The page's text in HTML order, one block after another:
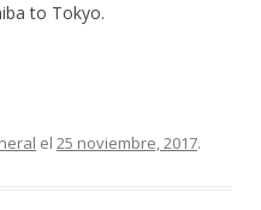
to Tokyo.
el 25 noviembre, 2017.